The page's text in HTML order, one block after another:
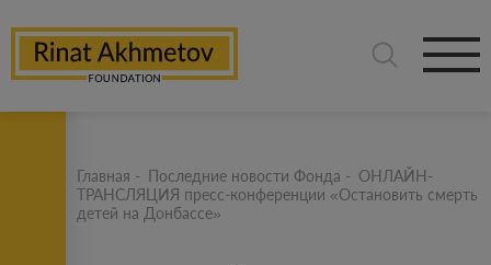
Главная - Последние новости Фонда - ОНЛАЙН-
ТРАНСЛЯЦИЯ пресс-конференции «Остановить смерть
детей на Донбассе»